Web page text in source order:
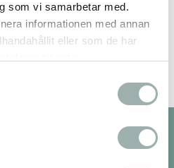
som vi samarbetar med.
informationen med annan
eller som de har
ett omdöme.